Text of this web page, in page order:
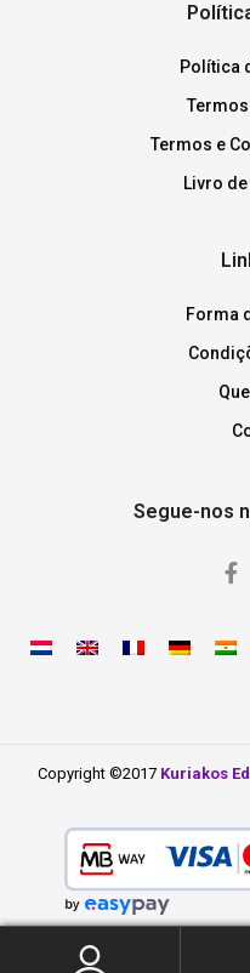
Política
Termos e
Livro
Forma
Segue-nos
Copyright ©2017 Kuriakos